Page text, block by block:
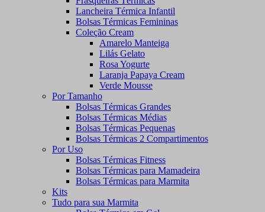
Lancheira Térmica Infantil
Bolsas Térmicas Femininas
Coleção Cream
Amarelo Manteiga
Lilás Gelato
Rosa Yogurte
Laranja Papaya Cream
Verde Mousse
Por Tamanho
Bolsas Térmicas Grandes
Bolsas Térmicas Médias
Bolsas Térmicas Pequenas
Bolsas Térmicas 2 Compartimentos
Por Uso
Bolsas Térmicas Fitness
Bolsas Térmicas para Mamadeira
Bolsas Térmicas para Marmita
Kits
Tudo para sua Marmita